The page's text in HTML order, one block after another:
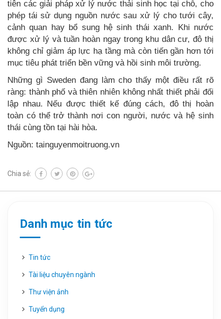
tiên các giải pháp xử lý nước thải sinh học tại chỗ, cho
phép tái sử dụng nguồn nước sau xử lý cho tưới cây,
cảnh quan hay bổ sung hệ sinh thái xanh. Khi nước
được xử lý và tuần hoàn ngay trong khu dân cư, đô thị
không chỉ giảm áp lực hạ tầng mà còn tiến gần hơn tới
mục tiêu phát triển bền vững và hồi sinh môi trường.
Những gì Sweden đang làm cho thấy một điều rất rõ
ràng: thành phố và thiên nhiên không nhất thiết phải đối
lập nhau. Nếu được thiết kế đúng cách, đô thị hoàn
toàn có thể trở thành nơi con người, nước và hệ sinh
thái cùng tồn tại hài hòa.
Nguồn: tainguyenmoitruong.vn
Chia sẻ:
Danh mục tin tức
Tin tức
Tài liệu chuyên ngành
Thư viện ảnh
Tuyển dụng